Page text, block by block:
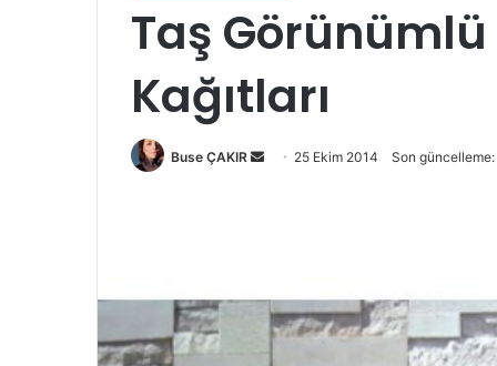
Taş
Kağıtları
Buse ÇAKIR
o
25 Ekim 2014 Son